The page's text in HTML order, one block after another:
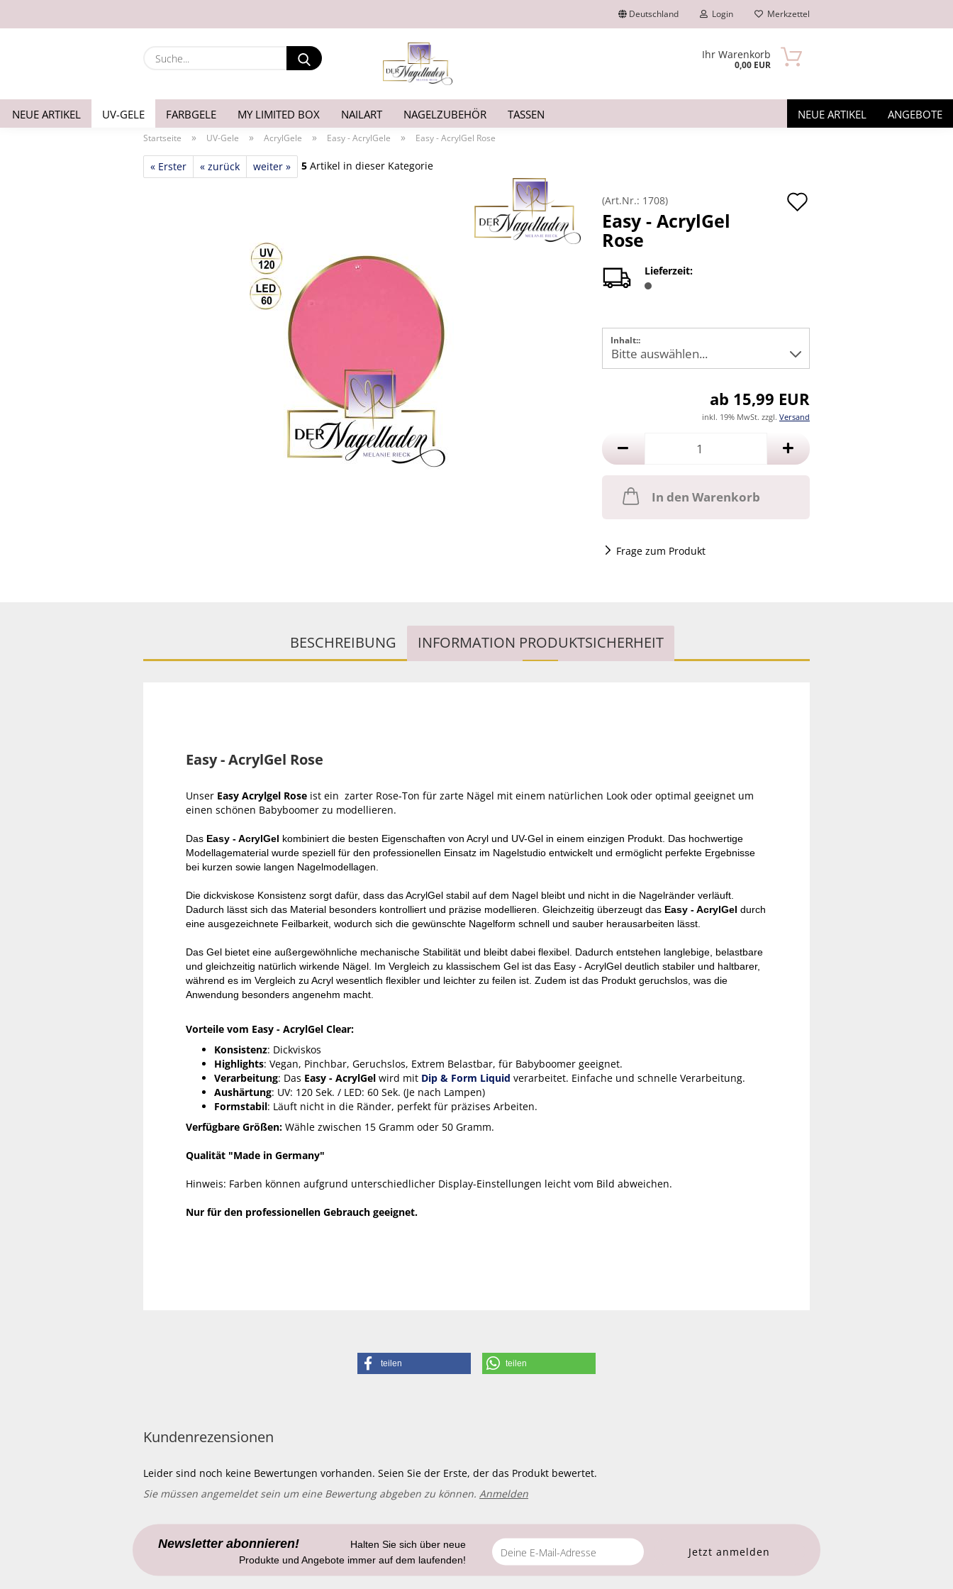
Deutschland Login
Passwort
Konto erstellen
Passwort vergessen?
Merkzettel
Suche... Ihr Warenkorb
0,00 EUR
NEUE ARTIKEL UV-GELE FARBGELE MY LIMITED BOX NAILART NAGELZUBEHÖR TASSEN NEUE ARTIKEL ANGEBOTE
Startseite » UV-Gele » AcrylGele » Easy - AcrylGele » Easy - AcrylGel Rose
« Erster « zurück weiter » 5 Artikel in dieser Kategorie
(Art.Nr.: 1708)
Easy - AcrylGel
Rose
Lieferzeit:
Inhalt::
ab 15,99 EUR
inkl. 19% MwSt. zzgl. Versand
In den Warenkorb
Frage zum Produkt
BESCHREIBUNG INFORMATION PRODUKTSICHERHEIT
Easy - AcrylGel Rose
Unser Easy Acrylgel Rose ist ein zarter Rose-Ton für zarte Nägel mit einem natürlichen Look oder optimal geeignet um
einen schönen Babyboomer zu modellieren.
Das Easy - AcrylGel kombiniert die besten Eigenschaften von Acryl und UV-Gel in einem einzigen Produkt. Das hochwertige
Modellagematerial wurde speziell für den professionellen Einsatz im Nagelstudio entwickelt und ermöglicht perfekte Ergebnisse
bei kurzen sowie langen Nagelmodellagen.
Die dickviskose Konsistenz sorgt dafür, dass das AcrylGel stabil auf dem Nagel bleibt und nicht in die Nagelränder verläuft.
Dadurch lässt sich das Material besonders kontrolliert und präzise modellieren. Gleichzeitig überzeugt das Easy - AcrylGel durch
eine ausgezeichnete Feilbarkeit, wodurch sich die gewünschte Nagelform schnell und sauber herausarbeiten lässt.
Das Gel bietet eine außergewöhnliche mechanische Stabilität und bleibt dabei flexibel. Dadurch entstehen langlebige, belastbare
und gleichzeitig natürlich wirkende Nägel. Im Vergleich zu klassischem Gel ist das Easy - AcrylGel deutlich stabiler und haltbarer,
während es im Vergleich zu Acryl wesentlich flexibler und leichter zu feilen ist. Zudem ist das Produkt geruchslos, was die
Anwendung besonders angenehm macht.
Vorteile vom Easy - AcrylGel Clear:
Konsistenz: Dickviskos
Highlights: Vegan, Pinchbar, Geruchslos, Extrem Belastbar, für Babyboomer geeignet.
Verarbeitung: Das Easy - AcrylGel wird mit Dip & Form Liquid verarbeitet. Einfache und schnelle Verarbeitung.
Aushärtung: UV: 120 Sek. / LED: 60 Sek. (Je nach Lampen)
Formstabil: Läuft nicht in die Ränder, perfekt für präzises Arbeiten.
Verfügbare Größen: Wähle zwischen 15 Gramm oder 50 Gramm.
Qualität "Made in Germany"
Hinweis: Farben können aufgrund unterschiedlicher Display-Einstellungen leicht vom Bild abweichen.
Nur für den professionellen Gebrauch geeignet.
teilen teilen
Kundenrezensionen
Leider sind noch keine Bewertungen vorhanden. Seien Sie der Erste, der das Produkt bewertet.
Sie müssen angemeldet sein um eine Bewertung abgeben zu können. Anmelden
Newsletter abonnieren!
Halten Sie sich über neue
Produkte und Angebote immer auf dem laufenden!